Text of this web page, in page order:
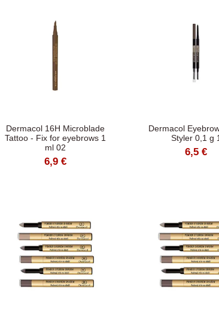
Dermacol 16H Microblade
Tattoo - Fix for eyebrows 1
ml 02
6,9 €
Dermacol
Styler 0,1 g 1
6,5 €